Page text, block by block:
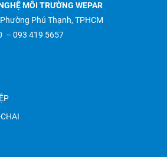
MÔI TRƯỜNG WEPAR
Phú Thạnh, TPHCM
– 093 419 5657